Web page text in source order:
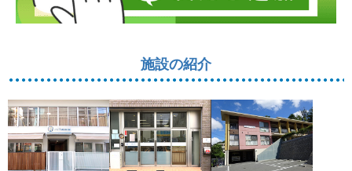
施設の紹介